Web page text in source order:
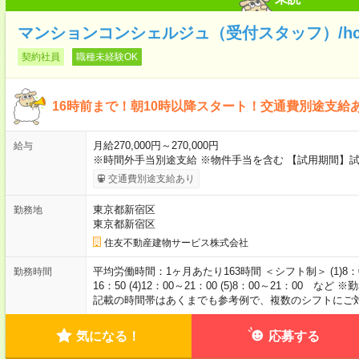
マンションコンシェルジュ（受付スタッフ）/
契約社員 職種未経験OK
16時前まで！朝10時以降スタート！交通費別途支給
給与
月給270,000円～270,000円
※時間外手当別途支給 ※物件手当を含む 【試用期間】
交通費別途支給あり
勤務地
東京都新宿区
東京都新宿区
住友不動産建物サービス株式会社
勤務時間
平均労働時間：1ヶ月あたり163時間 ＜シフト制＞ (1)8
16：50 (4)12：00～21：00 (5)8：00～21：00 など ※
記載の時間帯はあくまでも参考例で、複数のシフトに
気になる！ 応募する